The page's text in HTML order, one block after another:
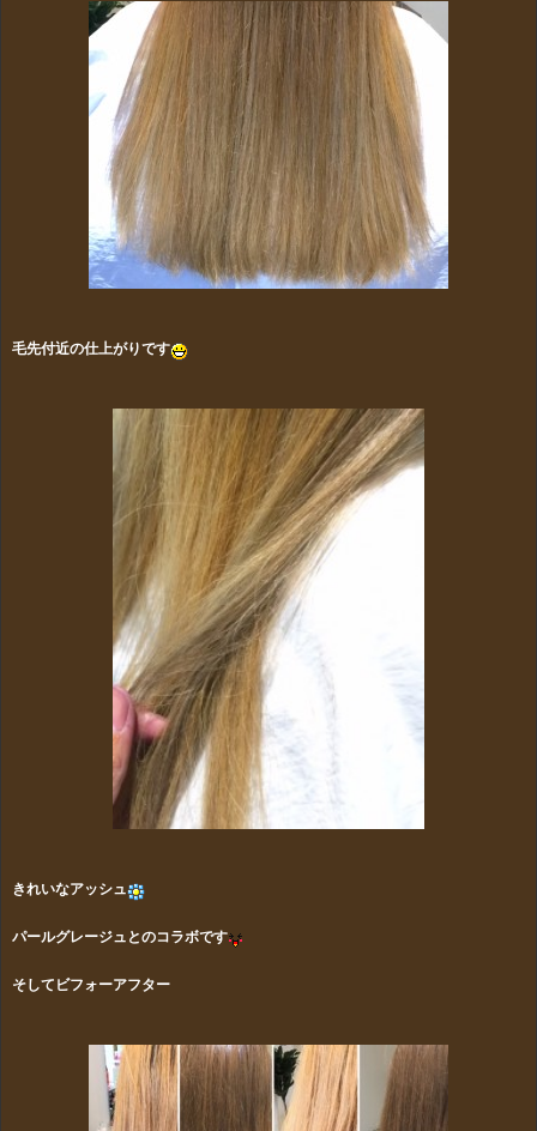
毛先付近の仕上がりです
きれいなアッシュ
パールグレージュとのコラボです
そしてビフォーアフター